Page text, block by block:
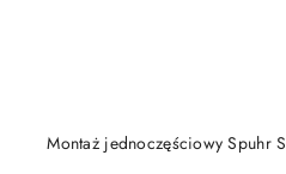
Montaż jednoczęściowy Spuhr
PRODUKT